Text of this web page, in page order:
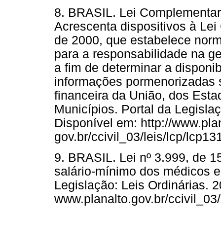
8. BRASIL. Lei
Acrescenta dispositivos à
de 2000, que estabelece
para a responsabilidade na
a fim de determinar a
informações
financeira da União, dos
Municípios. Portal da
Disponível em: http://
gov.br/ccivil_03/leis/lcp/
9. BRASIL. Lei nº 3.999, de
salário-mínimo dos médicos
Legislação: Leis Ordinárias.
www.planalto.gov.br/